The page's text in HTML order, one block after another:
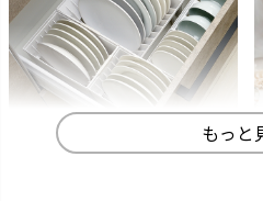
もっと